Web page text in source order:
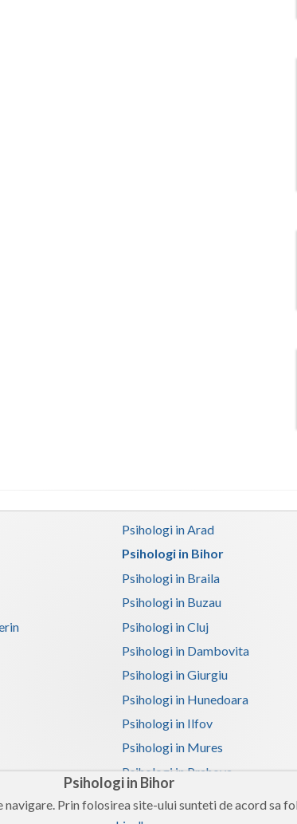
Psihologi in Bihor
Prin folosirea site-ului sunteti de acord sa
Psihologi in Arad
Psihologi in Bihor
Psihologi in Braila
Psihologi in Buzau
Psihologi in Cluj
Psihologi in Dambovita
Psihologi in Giurgiu
Psihologi in Hunedoara
Psihologi in Ilfov
Psihologi in Mures
Psihologi in Prahova
Psihologi in Timis